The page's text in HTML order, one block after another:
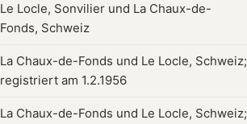
Le Locle, Sonvilier und La Chaux-de-
Fonds, Schweiz
La Chaux-de-Fonds und Le Locle, Schweiz;
registriert am 1.2.1956
La Chaux-de-Fonds und Le Locle, Schweiz;